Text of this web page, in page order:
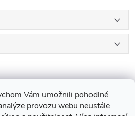
Vám umožnili pohodlné
provozu webu neustále